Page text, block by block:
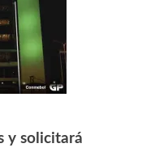
y solicitará